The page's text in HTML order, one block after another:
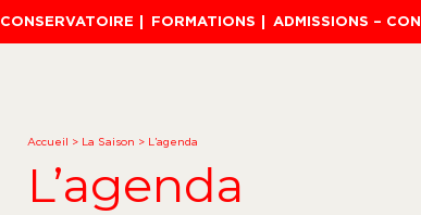
CONSERVATOIRE FORMATIONS ADMISSIONS –
Accueil > La Saison > L’agenda
L’agenda